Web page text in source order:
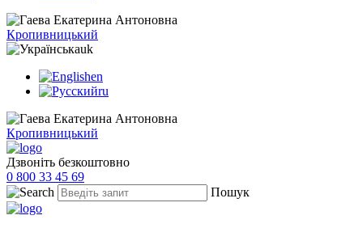
Кропивницький
uk
en
ru
Кропивницький
Дзвоніть безкоштовно
0 800 33 45 69
Пошук